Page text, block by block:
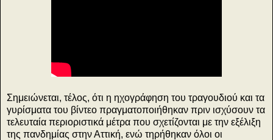
Σημειώνεται, τέλος, ότι η ηχογράφηση του τραγουδιού και τα
γυρίσματα του βίντεο πραγματοποιήθηκαν πριν ισχύσουν τα
τελευταία περιοριστικά μέτρα που σχετίζονται με την εξέλιξη
της πανδημίας στην Αττική, ενώ τηρήθηκαν όλοι οι